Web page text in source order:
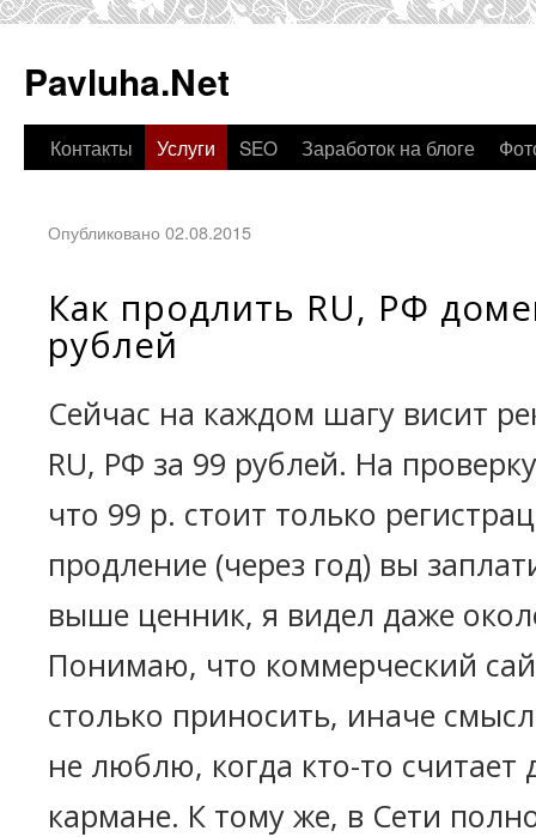
Pavluha.Net
Контакты Услуги SEO Заработок на блоге
Опубликовано 02.08.2015
Как продлить RU, РФ
рублей
Сейчас на каждом шагу висит
RU, РФ за 99 рублей. На
что 99 р. стоит только
продление (через год) вы
выше ценник, я видел даже
Понимаю, что коммерческий
столько приносить, иначе
не люблю, когда кто-то считает
кармане. К тому же, в Сети